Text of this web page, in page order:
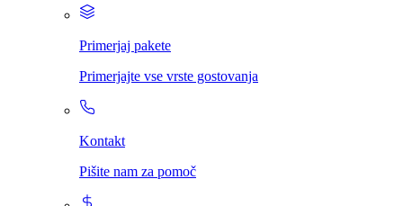
Primerjaj pakete
Primerjajte vse vrste gostovanja
Kontakt
Pišite nam za pomoč